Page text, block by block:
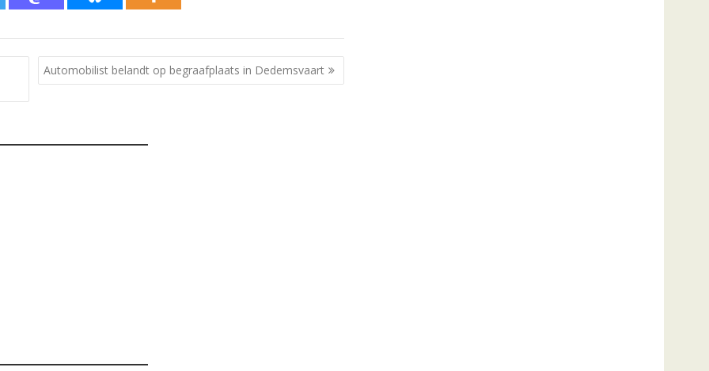
Automobilist belandt op begraafplaats in Dedemsvaart